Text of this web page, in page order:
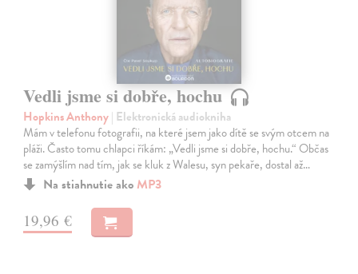
Vedli jsme si dobře, hochu
Hopkins Anthony| Elektronická audiokniha
Mám v telefonu fotografii, na které jsem jako dítě se svým otcem na
pláži. Často tomu chlapci říkám: „Vedli jsme si dobře, hochu.“ Občas
se zamýšlím nad tím, jak se kluk z Walesu, syn pekaře, dostal až…
Na stiahnutie ako MP3
19,96 €